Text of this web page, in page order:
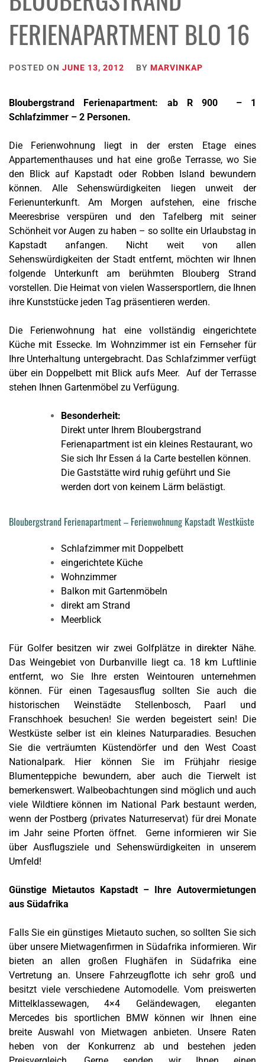
FERIENAPARTMENT BLO 16
POSTED ON JUNE 13, 2012 BY MARVINKAP
Bloubergstrand Ferienapartment: ab R 900 – 1
Schlafzimmer – 2 Personen.
Die Ferienwohnung liegt in der ersten Etage eines
Appartementhauses und hat eine große Terrasse, wo Sie
den Blick auf Kapstadt oder Robben Island bewundern
können. Alle Sehenswürdigkeiten liegen unweit der
Ferienunterkunft. Am Morgen aufstehen, eine frische
Meeresbrise verspüren und den Tafelberg mit seiner
Schönheit vor Augen zu haben – so sollte ein Urlaubstag in
Kapstadt anfangen. Nicht weit von allen
Sehenswürdigkeiten der Stadt entfernt, möchten wir Ihnen
folgende Unterkunft am berühmten Blouberg Strand
vorstellen. Die Heimat von vielen Wassersportlern, die Ihnen
ihre Kunststücke jeden Tag präsentieren werden.
Die Ferienwohnung hat eine vollständig eingerichtete
Küche mit Essecke. Im Wohnzimmer ist ein Fernseher für
Ihre Unterhaltung untergebracht. Das Schlafzimmer verfügt
über ein Doppelbett mit Blick aufs Meer. Auf der Terrasse
stehen Ihnen Gartenmöbel zu Verfügung.
Besonderheit:
Direkt unter Ihrem Bloubergstrand
Ferienapartment ist ein kleines Restaurant, wo
Sie sich Ihr Essen á la Carte bestellen können.
Die Gaststätte wird ruhig geführt und Sie
werden dort von keinem Lärm belästigt.
Bloubergstrand Ferienapartment – Ferienwohnung Kapstadt Westküste
Schlafzimmer mit Doppelbett
eingerichtete Küche
Wohnzimmer
Balkon mit Gartenmöbeln
direkt am Strand
Meerblick
Für Golfer besitzen wir zwei Golfplätze in direkter Nähe.
Das Weingebiet von Durbanville liegt ca. 18 km Luftlinie
entfernt, wo Sie Ihre ersten Weintouren unternehmen
können. Für einen Tagesausflug sollten Sie auch die
historischen Weinstädte Stellenbosch, Paarl und
Franschhoek besuchen! Sie werden begeistert sein! Die
Westküste selber ist ein kleines Naturparadies. Besuchen
Sie die verträumten Küstendörfer und den West Coast
Nationalpark. Hier können Sie im Frühjahr riesige
Blumenteppiche bewundern, aber auch die Tierwelt ist
bemerkenswert. Walbeobachtungen sind möglich und auch
viele Wildtiere können im National Park bestaunt werden,
wenn der Postberg (privates Naturreservat) für drei Monate
im Jahr seine Pforten öffnet. Gerne informieren wir Sie
über Ausflugsziele und Sehenswürdigkeiten in unserem
Umfeld!
Günstige Mietautos Kapstadt – Ihre Autovermietungen
aus Südafrika
Falls Sie ein günstiges Mietauto suchen, so sollten Sie sich
über unsere Mietwagenfirmen in Südafrika informieren. Wir
bieten an allen großen Flughäfen in Südafrika eine
Vertretung an. Unsere Fahrzeugflotte ich sehr groß und
besitzt viele verschiedene Automodelle. Vom preiswerten
Mittelklassewagen, 4×4 Geländewagen, eleganten
Mercedes bis sportlichen BMW können wir Ihnen eine
breite Auswahl von Mietwagen anbieten. Unsere Raten
heben von der Konkurrenz ab und bestehen jeden